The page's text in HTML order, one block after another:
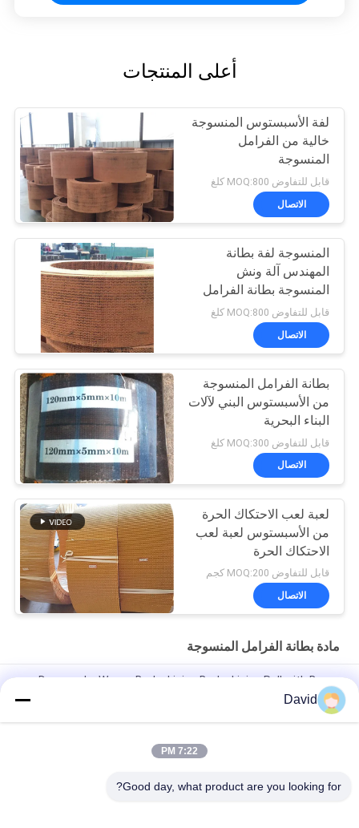
أعلى المنتجات
لفة الأسبستوس المنسوجة
خالية من الفرامل
المنسوجة
قابل للتفاوض MOQ:800 كلغ
الاتصال
المنسوجة لفة بطانة
المهندس آلة ونش
المنسوجة بطانة الفرامل
الفرقة المواد
قابل للتفاوض MOQ:800 كلغ
الاتصال
بطانة الفرامل المنسوجة
من الأسبستوس البني لآلات
البناء البحرية
قابل للتفاوض MOQ:300 كلغ
الاتصال
لعبة لعب الاحتكاك الحرة
من الأسبستوس لعبة لعب
الاحتكاك الحرة
قابل للتفاوض MOQ:200 كجم
الاتصال
مادة بطانة الفرامل المنسوجة
Drawworks Woven Brake Lining Brake Lining Roll with Brass
Wire Inside for Windlass
مادة غطاء الفرامل للسيارات مع النحاس
مادة غياب الأسبستوس المنسوجة المخصصة لفراشات الفرامل لرفع
David
7:22 PM
Good day, what product are you looking for?